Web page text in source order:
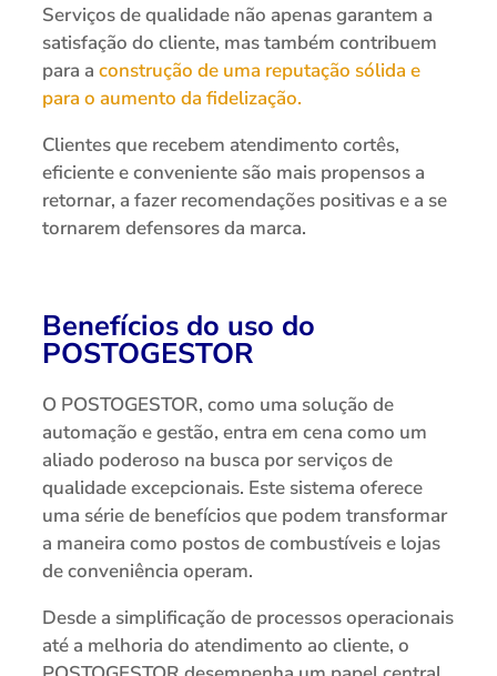
Serviços de qualidade não apenas garantem a
satisfação do cliente, mas também contribuem
para a construção de uma reputação sólida e
para o aumento da fidelização.
Clientes que recebem atendimento cortês,
eficiente e conveniente são mais propensos a
retornar, a fazer recomendações positivas e a se
tornarem defensores da marca.
Benefícios do uso do
POSTOGESTOR
O POSTOGESTOR, como uma solução de
automação e gestão, entra em cena como um
aliado poderoso na busca por serviços de
qualidade excepcionais. Este sistema oferece
uma série de benefícios que podem transformar
a maneira como postos de combustíveis e lojas
de conveniência operam.
Desde a simplificação de processos operacionais
até a melhoria do atendimento ao cliente, o